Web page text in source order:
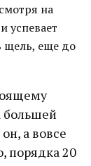
на
успевает
щель, еще до
большей
а вовсе
порядка 20